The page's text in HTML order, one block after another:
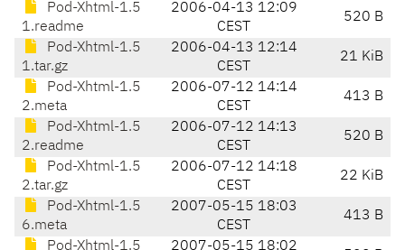
Pod-Xhtml-1.5
1.readme
2006-04-13 12:09
CEST
520 B
Pod-Xhtml-1.5
1.tar.gz
2006-04-13 12:14
CEST
21 KiB
Pod-Xhtml-1.5
2.meta
2006-07-12 14:14
CEST
413 B
Pod-Xhtml-1.5
2.readme
2006-07-12 14:13
CEST
520 B
Pod-Xhtml-1.5
2.tar.gz
2006-07-12 14:18
CEST
22 KiB
Pod-Xhtml-1.5
6.meta
2007-05-15 18:03
CEST
413 B
Pod-Xhtml-1.5
2007-05-15 18:02